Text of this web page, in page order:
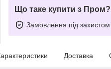
Що таке купити з Пром?
Замовлення під захистом
Доставка